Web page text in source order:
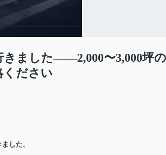
きました——2,000〜3,000坪の
ください
した。